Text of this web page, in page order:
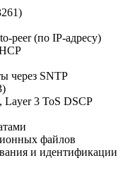
peer (по IP-адресу)
через SNTP
3 ToS DSCP
файлов
и идентификации